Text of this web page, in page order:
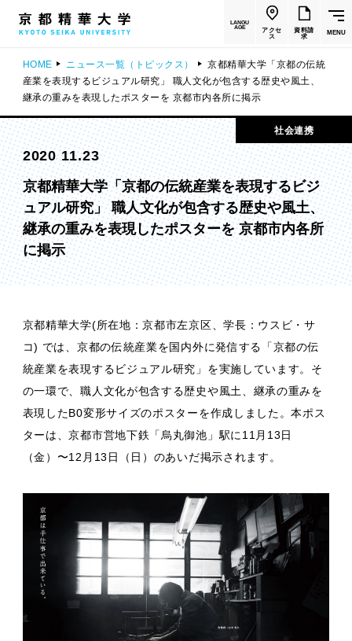
LANGU
AGE
アクセ
ス
資料請
求
MENU
HOME ニュース一覧（トピックス）
京都精華大学「京都の伝統
産業を表現するビジュアル研究」 職人文化が包含する歴史や風土、
継承の重みを表現したポスターを 京都市内各所に掲示
社会連携
2020 11.23
京都精華大学「京都の伝統産業を表現するビジ
ュアル研究」 職人文化が包含する歴史や風土、
継承の重みを表現したポスターを 京都市内各所
に掲示
京都精華大学(所在地：京都市左京区、学長：ウスビ・サ
コ) では、京都の伝統産業を国内外に発信する「京都の伝
統産業を表現するビジュアル研究」を実施しています。そ
の一環で、職人文化が包含する歴史や風土、継承の重みを
表現したB0変形サイズのポスターを作成しました。本ポス
ターは、京都市営地下鉄「烏丸御池」駅に11月13日
（金）〜12月13日（日）のあいだ掲示されます。